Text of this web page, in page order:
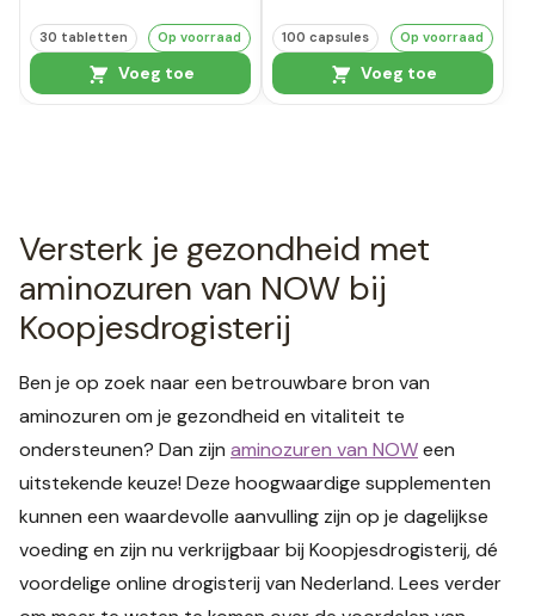
30 tabletten Op voorraad
Voeg toe
100 capsules Op voorraad
Voeg toe
Versterk je gezondheid met
aminozuren van NOW bij
Koopjesdrogisterij
Ben je op zoek naar een betrouwbare bron van
aminozuren om je gezondheid en vitaliteit te
ondersteunen? Dan zijn aminozuren van NOWeen
uitstekende keuze! Deze hoogwaardige supplementen
kunnen een waardevolle aanvulling zijn op je dagelijkse
voeding en zijn nu verkrijgbaar bij Koopjesdrogisterij, dé
voordelige online drogisterij van Nederland. Lees verder